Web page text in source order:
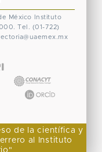
México
Instituto
Tel. (01-722)
de la científica y
al Instituto